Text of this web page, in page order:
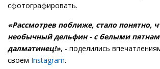
сфотографировать.
«Рассмотрев поближе, стало понятно,
необычный дельфин - с белыми
далматинец!», - поделились
своем Instagram.